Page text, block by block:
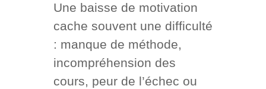
Une baisse de motivation
cache souvent une difficulté
: manque de méthode,
incompréhension des
cours, peur de l’échec ou